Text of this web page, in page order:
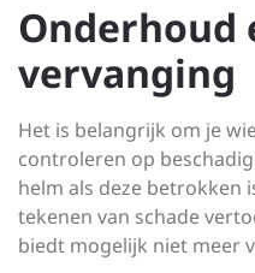
Onderhoud
vervanging
Het is belangrijk om je
controleren op
helm als deze betrokken
tekenen van schade
biedt mogelijk niet meer